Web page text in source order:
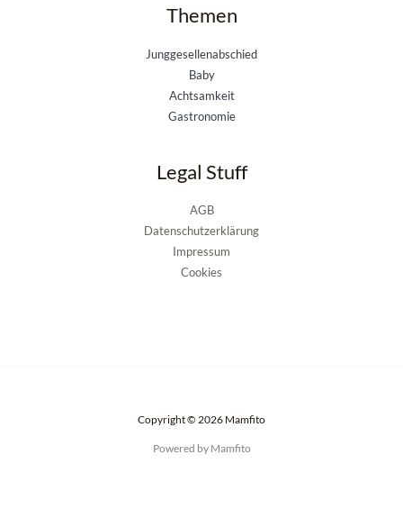
Themen
Junggesellenabschied
Baby
Achtsamkeit
Gastronomie
Legal Stuff
AGB
Datenschutzerklärung
Impressum
Cookies
Copyright © 2026 Mamfito
Powered by Mamfito